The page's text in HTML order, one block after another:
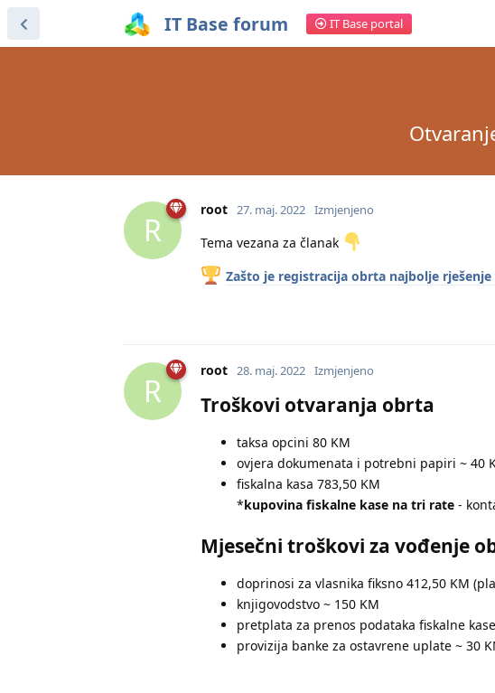
IT Base forum IT Base portal
R
root 27. maj. 2022 Izmjenjeno
Tema vezana za članak
Zašto je registracija obrta najbolje rješenje
R
root 28. maj. 2022 Izmjenjeno
Troškovi otvaranja obrta
taksa opcini 80 KM
ovjera dokumenata i potrebni papiri ~ 40
fiskalna kasa 783,50 KM
*kupovina fiskalne kase na tri rate -
Mjesečni troškovi za vođenje
doprinosi za vlasnika fiksno 412,50 KM
knjigovodstvo ~ 150 KM
pretplata za prenos podataka fiskalne
provizija banke za ostavrene uplate ~ 30